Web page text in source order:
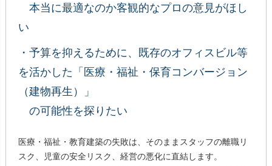
本当に最適なのか客観的なプロの意見がほし
い
・予算を抑えるために、既存のオフィスビル等
を活かした「医療・福祉・保育コンバージョン
（建物再生）」
の可能性を探りたい
医療・福祉・教育建築の失敗は、そのままスタッフの離職リ
スク、児童の安全リスク、経営の悪化に直結します。